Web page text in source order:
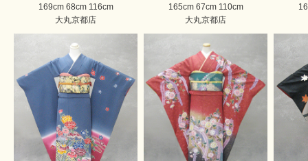
169cm 68cm 116cm
大丸京都店
165cm 67cm 110cm
大丸京都店